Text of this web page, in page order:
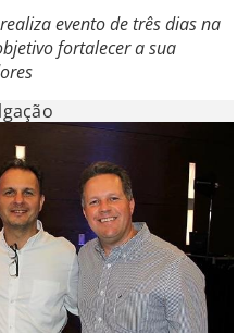
evento de três dias na
fortalecer a sua